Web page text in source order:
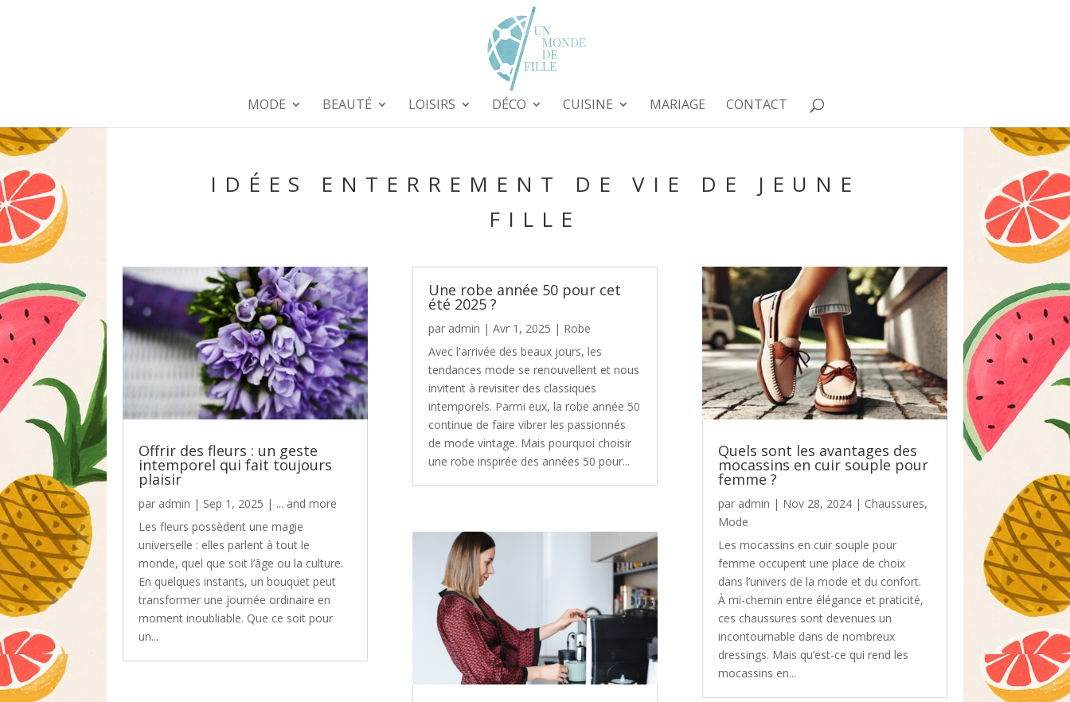
MODE BEAUTÉ LOISIRS DÉCO CUISINE MARIAGE CONTACT
IDÉES ENTERREMENT DE VIE DE JEUNE
FILLE
Offrir des fleurs : un geste
intemporel qui fait toujours
plaisir
par admin | Sep 1, 2025 | ... and more
Les fleurs possèdent une magie
universelle : elles parlent à tout le
monde, quel que soit l’âge ou la culture.
En quelques instants, un bouquet peut
transformer une journée ordinaire en
moment inoubliable. Que ce soit pour
un...
Une robe année 50 pour cet
été 2025 ?
par admin |Avr 1, 2025 | Robe
Avec l'arrivée des beaux jours, les
tendances mode se renouvellent et nous
invitent à revisiter des classiques
intemporels. Parmi eux, la robe année 50
continue de faire vibrer les passionnés
de mode vintage. Mais pourquoi choisir
une robe inspirée des années 50 pour...
Quels sont les avantages des
mocassins en cuir souple pour
femme ?
par admin | Nov 28, 2024 | Chaussures,
Mode
Les mocassins en cuir souple pour
femme occupent une place de choix
dans l’univers de la mode et du confort.
À mi-chemin entre élégance et praticité,
ces chaussures sont devenues un
incontournable dans de nombreux
dressings. Mais qu’est-ce qui rend les
mocassins en...